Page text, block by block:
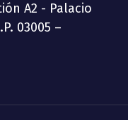
A2 - Palacio
03005 –